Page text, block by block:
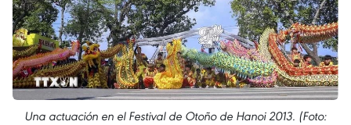
Una actuación en el Festival de Otoño de Hanoi 2013. (Foto: